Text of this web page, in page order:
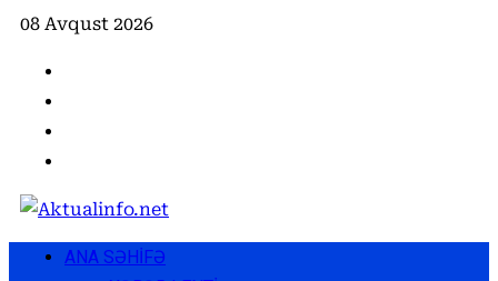
Skip
08 Avqust 2026
PrimaryANA SƏHİFƏ